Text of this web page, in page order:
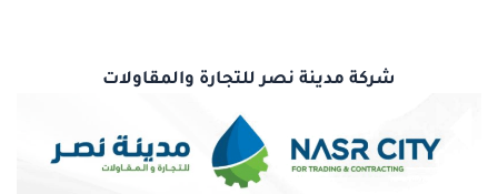
شركة مدينة نصر للتجارة والمقاولات